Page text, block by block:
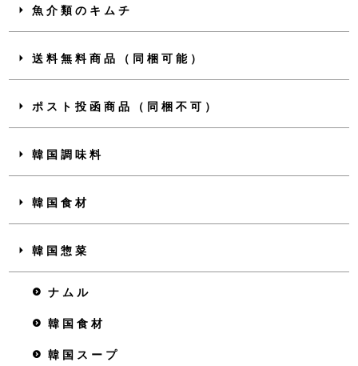
魚介類のキムチ
送料無料商品（同梱可能）
ポスト投函商品（同梱不可）
韓国調味料
韓国食材
韓国惣菜
ナムル
韓国食材
韓国スープ